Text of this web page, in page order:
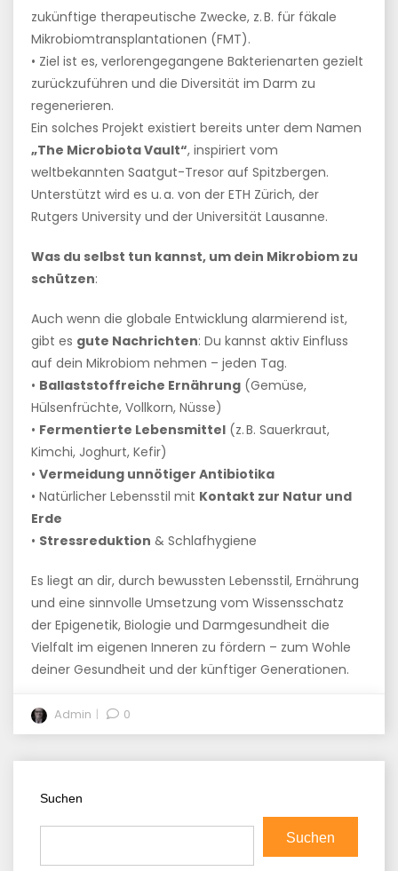
zukünftige therapeutische Zwecke, z. B. für fäkale
Mikrobiomtransplantationen (FMT).
• Ziel ist es, verlorengegangene Bakterienarten gezielt
zurückzuführen und die Diversität im Darm zu
regenerieren.
Ein solches Projekt existiert bereits unter dem Namen
„The Microbiota Vault“, inspiriert vom
weltbekannten Saatgut-Tresor auf Spitzbergen.
Unterstützt wird es u. a. von der ETH Zürich, der
Rutgers University und der Universität Lausanne.
Was du selbst tun kannst, um dein Mikrobiom zu
schützen:
Auch wenn die globale Entwicklung alarmierend ist,
gibt es gute Nachrichten: Du kannst aktiv Einfluss
auf dein Mikrobiom nehmen – jeden Tag.
• Ballaststoffreiche Ernährung (Gemüse,
Hülsenfrüchte, Vollkorn, Nüsse)
• Fermentierte Lebensmittel (z. B. Sauerkraut,
Kimchi, Joghurt, Kefir)
• Vermeidung unnötiger Antibiotika
• Natürlicher Lebensstil mit Kontakt zur Natur und
Erde
• Stressreduktion & Schlafhygiene
Es liegt an dir, durch bewussten Lebensstil, Ernährung
und eine sinnvolle Umsetzung vom Wissensschatz
der Epigenetik, Biologie und Darmgesundheit die
Vielfalt im eigenen Inneren zu fördern – zum Wohle
deiner Gesundheit und der künftiger Generationen.
Admin 0
Suchen
Suchen